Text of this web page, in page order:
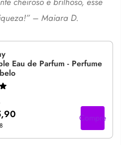
– Maiara D.
Eau de Parfum - Perfume
Compre